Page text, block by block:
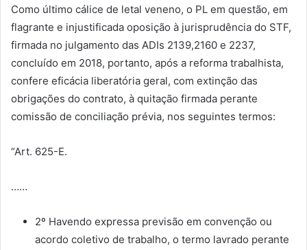
Como último cálice de letal veneno, o PL em questão, em
flagrante e injustificada oposição à jurisprudência do STF,
firmada no julgamento das ADIs 2139,2160 e 2237,
concluído em 2018, portanto, após a reforma trabalhista,
confere eficácia liberatória geral, com extinção das
obrigações do contrato, à quitação firmada perante
comissão de conciliação prévia, nos seguintes termos:
“Art. 625-E.
……
2º Havendo expressa previsão em convenção ou
acordo coletivo de trabalho, o termo lavrado perante